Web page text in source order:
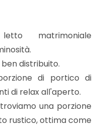
matrimoniale
distribuito.
di portico di
di relax all'aperto.
una porzione
rustico, ottima come